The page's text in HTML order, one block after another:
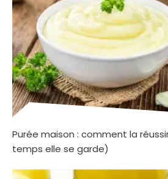
Purée maison : comment la
temps elle se garde)